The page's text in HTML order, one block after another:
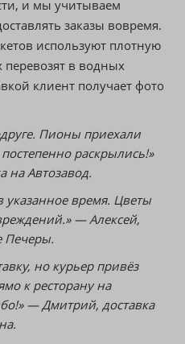
и мы учитываем
заказы вовремя.
используют плотную
перевозят в водных
клиент получает фото
Пионы приехали
раскрылись!»
на Автозавод.
указанное время. Цветы
— Алексей,
Печеры.
но курьер привёз
к ресторану на
— Дмитрий, доставка